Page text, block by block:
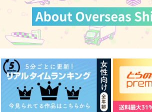
アルブス・ロクス
蒸発プリズム
1,257円（税込）
サンプル
作品詳細
青のあとさき
ありあかし
472円（税込）
竈門炭治郎×冨岡義勇
サンプル
作品詳細